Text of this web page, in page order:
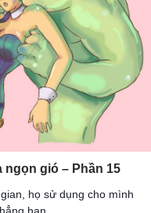
ngọn gió – Phần 15
họ sử dụng cho mình
hạn.